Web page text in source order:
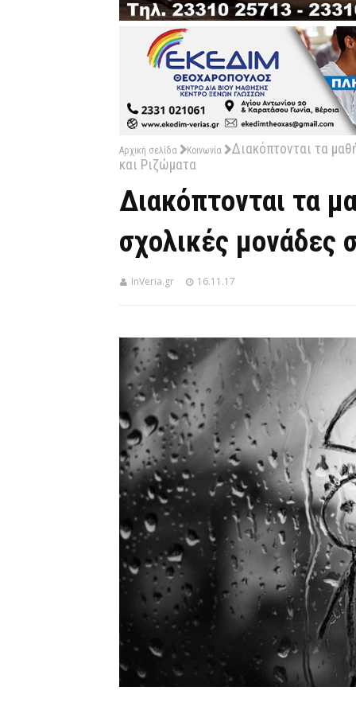
Αρχική σελίδα Κοινωνία
Διακόπτονται τα
και Ριζώματα
Διακόπτονται τα
σχολικές μονάδες
InVeria.gr 16.11.17